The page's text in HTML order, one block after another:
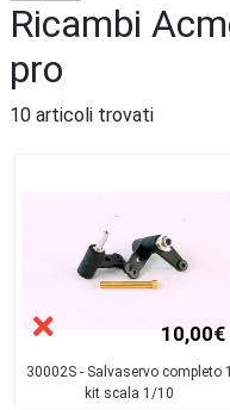
Ricambi
pro
10 articoli trovati
10,00€
30002S - Salvaservo completo 1
kit scala 1/10